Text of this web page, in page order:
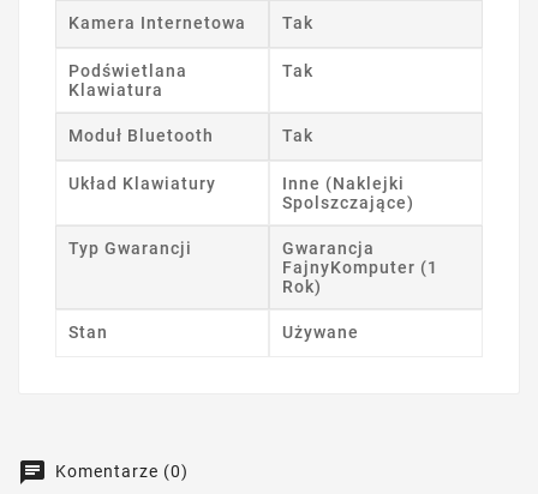
Kamera Internetowa Tak
Podświetlana
Klawiatura
Tak
Moduł Bluetooth Tak
Układ Klawiatury
Inne (Naklejki
Spolszczające)
Typ Gwarancji
Gwarancja
FajnyKomputer (1
Rok)
Stan Używane
Komentarze (0)